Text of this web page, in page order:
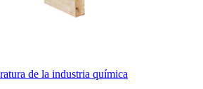
de la industria química